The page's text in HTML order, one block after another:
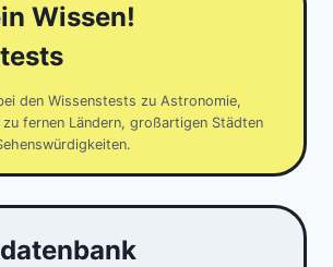
Wissen!
den Wissenstests zu Astronomie,
fernen Ländern, großartigen Städten